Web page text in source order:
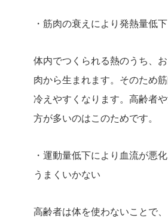
・筋肉の衰えにより発熱量低下
体内でつくられる熱のうち、
肉から生まれます。そのため
冷えやすくなります。高齢者
方が多いのはこのためです。
・運動量低下により血流が悪
うまくいかない
高齢者は体を使わないことで